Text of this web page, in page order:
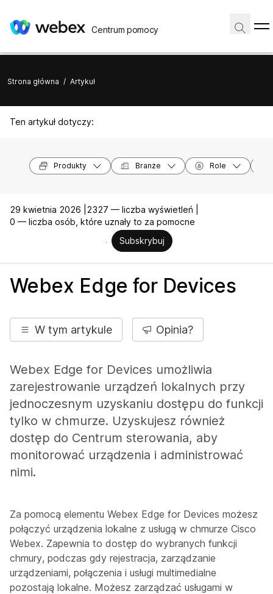
Centrum pomocy
Strona główna / Artykuł
Ten artykuł dotyczy:
Produkty Branże Role
29 kwietnia 2026 |
2327 — liczba wyświetleń |
0 — liczba osób, które uznały to za pomocne
Subskrybuj
Webex Edge for Devices
W tym artykule Opinia?
Webex Edge for Devices umożliwia
zarejestrowanie urządzeń lokalnych przy
jednoczesnym uzyskaniu dostępu do funkcji
tylko w chmurze. Uzyskujesz również
dostęp do Centrum sterowania, aby
monitorować urządzenia i administrować
nimi.
Za pomocą elementu Webex Edge for Devices możesz
połączyć urządzenia lokalne z usługą w chmurze Cisco
Webex. Zapewnia to dostęp do wybranych funkcji
chmury, podczas gdy rejestracja, zarządzanie
urządzeniami, połączenia i usługi multimedialne
pozostają lokalne. Możesz zarządzać usługami w